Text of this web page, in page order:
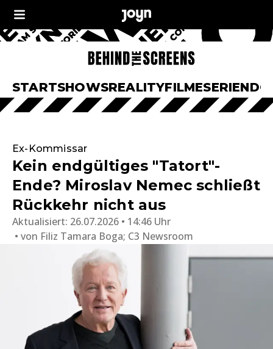
STARTSHOWSREALITYFILMESERIEN
Ex-Kommissar
Kein endgültiges "Tatort"-
Ende? Miroslav Nemec schließt
Rückkehr nicht aus
Aktualisiert: 26.07.2026 • 14:46 Uhr
von Filiz Tamara Boga; C3 Newsroom